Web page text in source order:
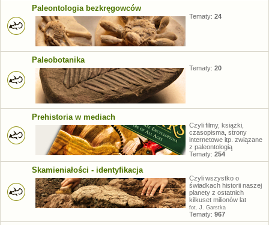
Paleontologia bezkręgowców
Tematy: 24
Paleobotanika
Tematy: 20
Prehistoria w mediach
Czyli filmy, książki,
czasopisma, strony
internetowe itp. związane
z paleontologią
Tematy: 254
Skamieniałości - identyfikacja
Czyli wszystko o
świadkach historii naszej
planety z ostatnich
kilkuset milionów lat
fot. J. Garstka
Tematy: 967